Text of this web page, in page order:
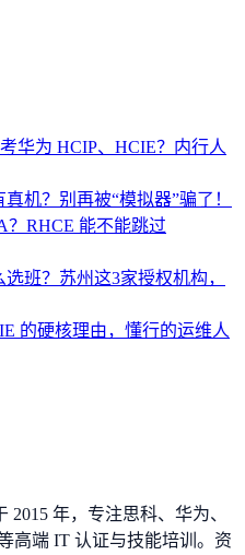
华为 HCIP、HCIE？内行人
机？别再被“模拟器”骗了！
？RHCE 能不能跳过
班？苏州这3家授权机构，
的硬核理由，懂行的运维人
年，专注思科、华为、
高端 IT 认证与技能培训。资